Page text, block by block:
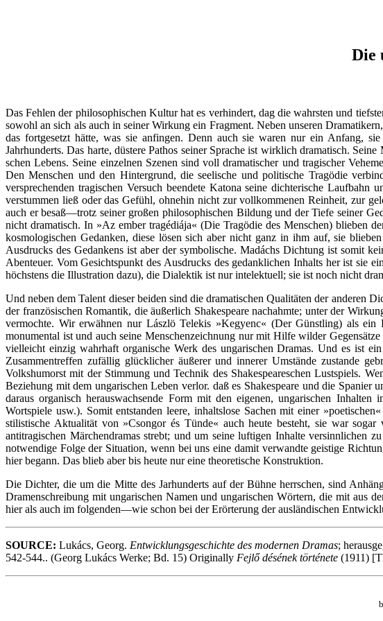
Die
Das Fehlen der philosophischen Kultur hat es verhindert, dag die wahrsten und
sowohl an sich als auch in seiner Wirkung ein Fragment. Neben unseren
das fortgesetzt hätte, was sie anfingen. Denn auch sie waren nur ein Anfang,
Jahrhunderts. Das harte, düstere Pathos seiner Sprache ist wirklich dramatisch.
schen Lebens. Seine einzelnen Szenen sind voll dramatischer und tragischer
Den Menschen und den Hintergrund, die seelische und politische Tragödie
versprechenden tragischen Versuch beendete Katona seine dichterische
verstummen ließ oder das Gefühl, ohnehin nicht zur vollkommenen Reinheit, zur
auch er besaß—trotz seiner großen philosophischen Bildung und der Tiefe seiner
nicht dramatisch. In »Az ember tragédiája« (Die Tragödie des Menschen) blieben
kosmologischen Gedanken, diese lösen sich aber nicht ganz in ihm auf, sie
Ausdrucks des Gedankens ist aber der symbolische. Madáchs Dichtung ist somit
Abenteuer. Vom Gesichtspunkt des Ausdrucks des gedanklichen Inhalts her ist sie
höchstens die Illustration dazu), die Dialektik ist nur intelektuell; sie ist noch nicht
Und neben dem Talent dieser beiden sind die dramatischen Qualitäten der anderen
der französischen Romantik, die äußerlich Shakespeare nachahmte; unter der
vermochte. Wir erwähnen nur Lászlö Telekis »Kegyenc« (Der Günstling) als ein
monumental ist und auch seine Menschenzeichnung nur mit Hilfe wilder
vielleicht einzig wahrhaft organische Werk des ungarischen Dramas. Und es ist
Zusammentreffen zufällig glücklicher äußerer und innerer Umstände zustande
Volkshumorst mit der Stimmung und Technik des Shakespeareschen Lustspiels.
Beziehung mit dem ungarischen Leben verlor. daß es Shakespeare und die
daraus organisch herauswachsende Form mit den eigenen, ungarischen
Wortspiele usw.). Somit entstanden leere, inhaltslose Sachen mit einer
stilistische Aktualität von »Csongor és Tünde« auch heute besteht, sie war
antitragischen Märchendramas strebt; und um seine luftigen Inhalte versinnlichen
notwendige Folge der Situation, wenn bei uns eine damit verwandte geistige
hier begann. Das blieb aber bis heute nur eine theoretische Konstruktion.
Die Dichter, die um die Mitte des Jarhunderts auf der Bühne herrschen, sind
Dramenschreibung mit ungarischen Namen und ungarischen Wörtern, die mit aus
hier als auch im folgenden—wie schon bei der Erörterung der ausländischen
SOURCE: Lukács, Georg. Entwicklungsgeschichte des modernen Dramas;
542-544.. (Georg Lukács Werke; Bd. 15) Originally Fejlő désének története (1911)